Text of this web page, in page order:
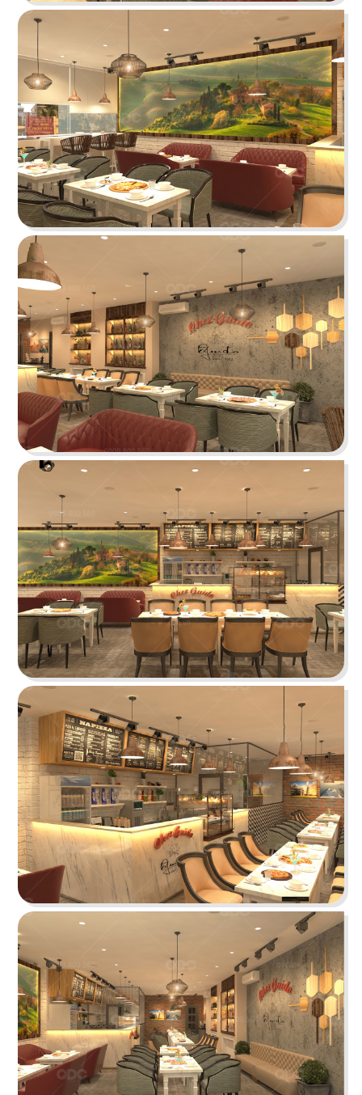
SHOWROOM
TIN
TỨC
LIÊN
HỆ
THE STREET "NHẬU CÓ CHẤT"
The Street được dựa trên văn hóa vỉa hè độc
đáo, xen lẫn hơi thở của đường phố, mang đến
vẻ đẹp Việt Nam đặc trưng cho thực khách
Chi tiết
KATINAT WATERBUS
Chi tiết
BẮC KIM THANG
Nhà hàng Bắc Kim Thang được thiết kế theo
phong cách Việt Nam dân gian đương đại...
Chi tiết